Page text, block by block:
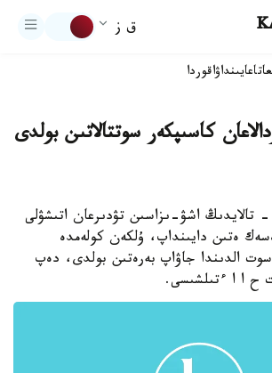
ق ز
تاعايىنداۋاقوردا
كاسىپكەر سوتتالاتىن بولدى
- تالايدىڭ اشۋ-ىزاسىن تۋدىرعان اتىشۋلى
ەتىن دايىنداپ، ۇلكەن كولەمدە
الدىندا جاۋاپ بەرەتىن بولدى، دەپ
ح ا ا ءتىلشىسى.